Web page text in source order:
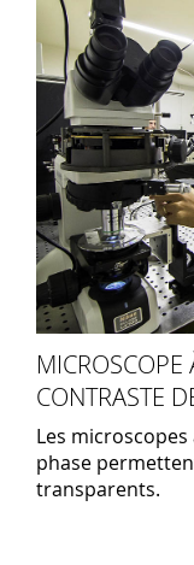
CONTRASTE
Les
phase
transparents.